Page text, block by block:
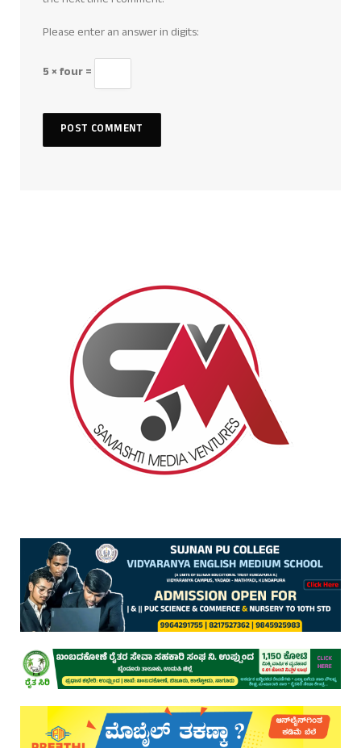
Please enter an answer in digits:
5 × four =